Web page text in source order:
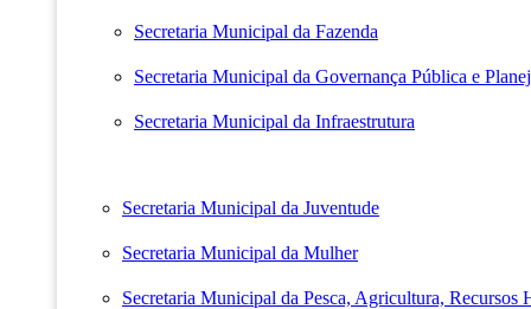
Secretaria Municipal da Fazenda
Secretaria Municipal da Governança Pública e
Secretaria Municipal da Infraestrutura
Secretaria Municipal da Juventude
Secretaria Municipal da Mulher
Secretaria Municipal da Pesca, Agricultura, Recursos